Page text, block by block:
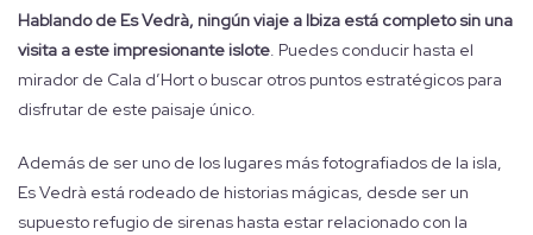
Hablando de Es Vedrà, ningún viaje a Ibiza está completo sin una
visita a este impresionante islote. Puedes conducir hasta el
mirador de Cala d’Hort o buscar otros puntos estratégicos para
disfrutar de este paisaje único.
Además de ser uno de los lugares más fotografiados de la isla,
Es Vedrà está rodeado de historias mágicas, desde ser un
supuesto refugio de sirenas hasta estar relacionado con la